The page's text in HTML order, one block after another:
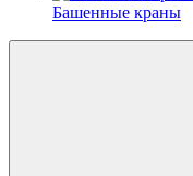
Башенные краны